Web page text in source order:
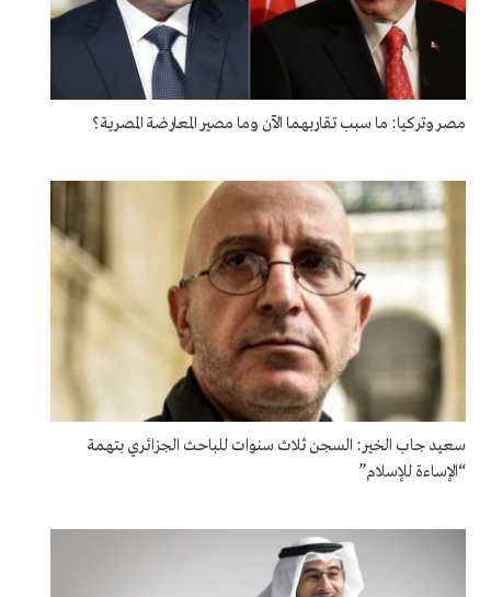
مصر وتركيا: ما سبب تقاربهما الآن وما مصير المعارضة المصرية؟
سعيد جاب الخير: السجن ثلاث سنوات للباحث الجزائري بتهمة
“الإساءة للإسلام”